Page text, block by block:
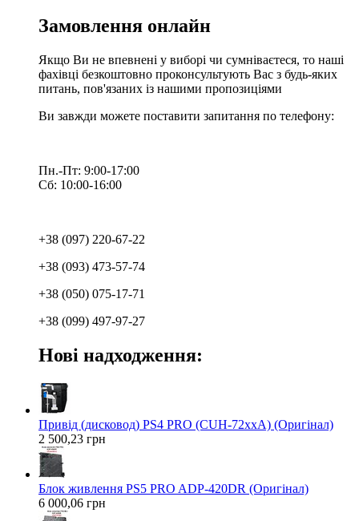
Замовлення онлайн
Якщо Ви не впевнені у виборі чи сумніваєтеся, то наші
фахівці безкоштовно проконсультують Вас з будь-яких
питань, пов'язаних із нашими пропозиціями
Ви завжди можете поставити запитання по телефону:
Пн.-Пт: 9:00-17:00
Сб: 10:00-16:00
+38 (097) 220-67-22
+38 (093) 473-57-74
+38 (050) 075-17-71
+38 (099) 497-97-27
Нові надходження:
Привід (дисковод) PS4 PRO (CUH-72xxA) (Оригінал)
2 500,23 грн
Блок живлення PS5 PRO ADP-420DR (Оригінал)
6 000,06 грн